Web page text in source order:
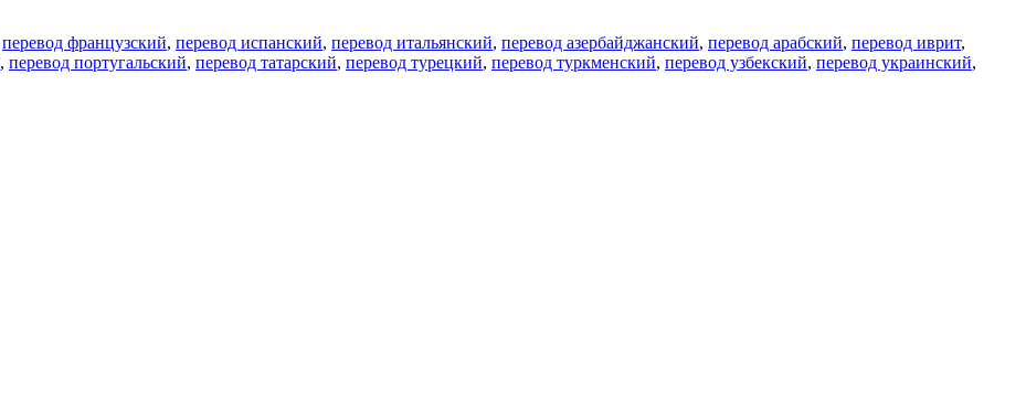
перевод французский, перевод испанский, перевод итальянский, перевод азербайджанский, перевод арабский, перевод иврит,
, перевод португальский, перевод татарский, перевод турецкий, перевод туркменский, перевод узбекский, перевод украинский,